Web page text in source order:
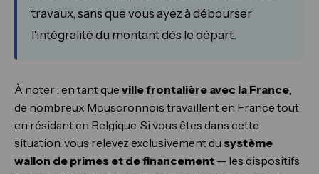
travaux, sans que vous ayez à débourser
l'intégralité du montant dès le départ.
À noter : en tant que ville frontalière avec la France,
de nombreux Mouscronnois travaillent en France tout
en résidant en Belgique. Si vous êtes dans cette
situation, vous relevez exclusivement du système
wallon de primes et de financement — les dispositifs